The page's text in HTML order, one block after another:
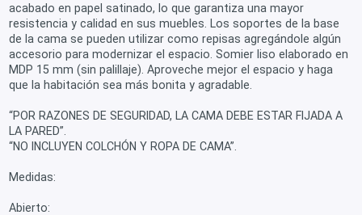
acabado en papel satinado, lo que garantiza una mayor
resistencia y calidad en sus muebles. Los soportes de la base
de la cama se pueden utilizar como repisas agregándole algún
accesorio para modernizar el espacio. Somier liso elaborado en
MDP 15 mm (sin palillaje). Aproveche mejor el espacio y haga
que la habitación sea más bonita y agradable.
“POR RAZONES DE SEGURIDAD, LA CAMA DEBE ESTAR FIJADA A
LA PARED”.
“NO INCLUYEN COLCHÓN Y ROPA DE CAMA”.
Medidas:
Abierto: